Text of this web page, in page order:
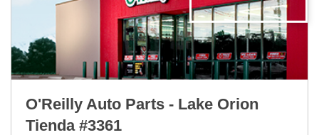
O'Reilly Auto Parts - Lake Orion
Tienda #3361